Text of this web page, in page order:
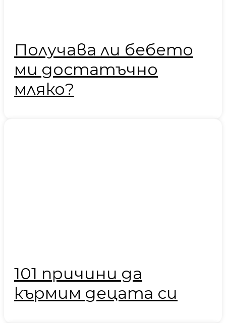
Получава ли бебето
ми достатъчно
мляко?
101 причини да
кърмим децата си